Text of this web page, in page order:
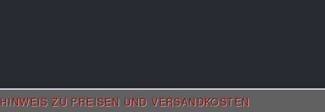
HINWEIS ZU PREISEN UND VERSANDKOSTEN